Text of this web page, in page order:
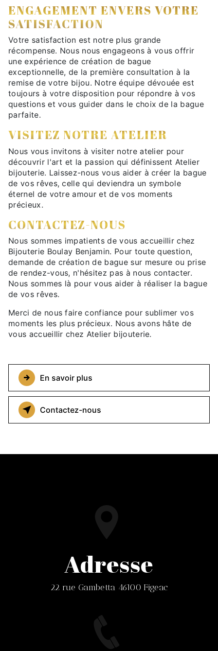
ENGAGEMENT ENVERS VOTRE
SATISFACTION
Votre satisfaction est notre plus grande
récompense. Nous nous engageons à vous offrir
une expérience de création de bague
exceptionnelle, de la première consultation à la
remise de votre bijou. Notre équipe dévouée est
toujours à votre disposition pour répondre à vos
questions et vous guider dans le choix de la bague
parfaite.
VISITEZ NOTRE ATELIER
Nous vous invitons à visiter notre atelier pour
découvrir l'art et la passion qui définissent Atelier
bijouterie. Laissez-nous vous aider à créer la bague
de vos rêves, celle qui deviendra un symbole
éternel de votre amour et de vos moments
précieux.
CONTACTEZ-NOUS
Nous sommes impatients de vous accueillir chez
Bijouterie Boulay Benjamin. Pour toute question,
demande de création de bague sur mesure ou prise
de rendez-vous, n'hésitez pas à nous contacter.
Nous sommes là pour vous aider à réaliser la bague
de vos rêves.
Merci de nous faire confiance pour sublimer vos
moments les plus précieux. Nous avons hâte de
vous accueillir chez Atelier bijouterie.
En savoir plus
Contactez-nous
Adresse
22 rue Gambetta 46100 Figeac